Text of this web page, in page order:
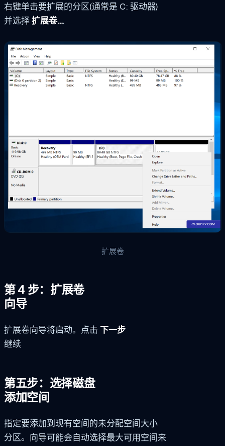
右键单击要扩展的分区(通常是 C: 驱动器)
并选择扩展卷….
扩展卷
第 4 步：扩展卷
向导
扩展卷向导将启动。点击 下一步
继续
第五步：选择磁盘
添加空间
指定要添加到现有空间的未分配空间大小
分区。向导可能会自动选择最大可用空间来